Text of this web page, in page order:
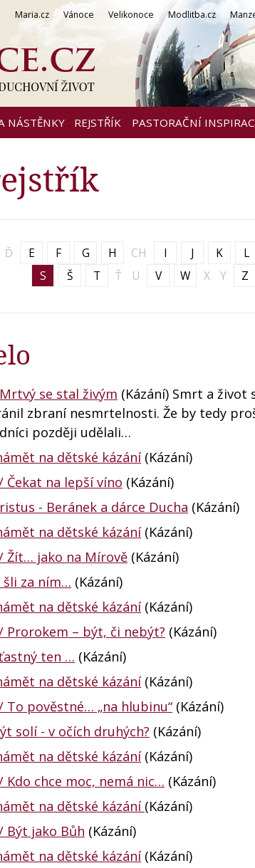
Maria.cz Vánoce Velikonoce Modlitba.cz
NÁSTĚNKY REJSTŘÍK PASTORAČNÍ
Ď E F G H CH I J K L
S
Š T Ť U V W X Y Z
se stal živým (Kázání) Smrt a
zbraní nesmrtelnosti. Že by tedy
později udělali…
na dětské kázání(Kázání)
Čekat na lepší víno (Kázání)
- Beránek a dárce Ducha (Kázání)
na dětské kázání(Kázání)
Žít… jako na Mírově (Kázání)
šli za ním… (Kázání)
na dětské kázání(Kázání)
Prorokem – být, či nebýt? (Kázání)
ten … (Kázání)
na dětské kázání(Kázání)
To pověstné… „na hlubinu“ (Kázání)
solí - v očích druhých? (Kázání)
na dětské kázání(Kázání)
Kdo chce moc, nemá nic… (Kázání)
na dětské kázání (Kázání)
Být jako Bůh (Kázání)
na dětské kázání(Kázání)